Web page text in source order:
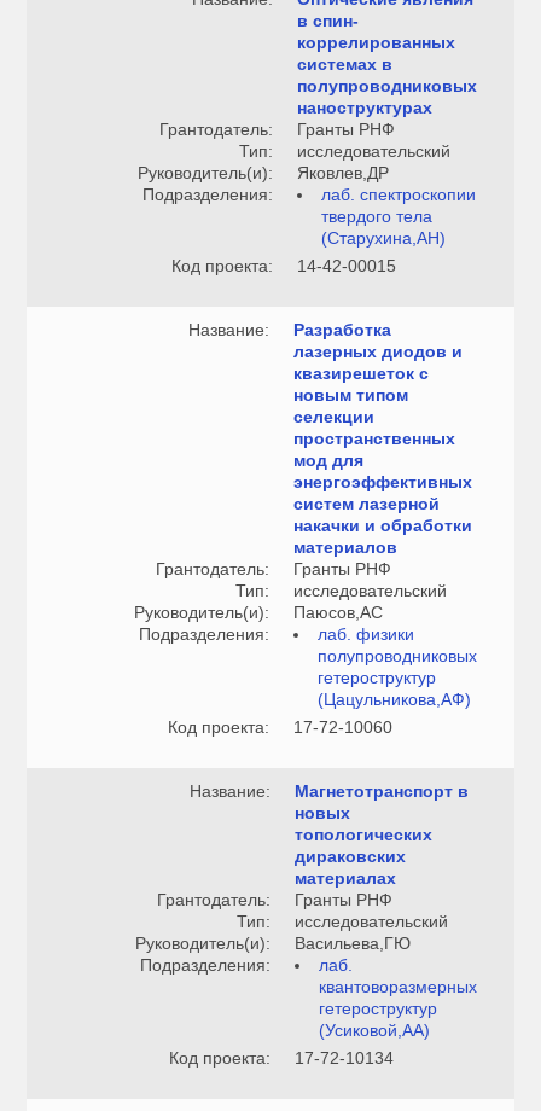
в спин-
коррелированных
системах в
полупроводниковых
наноструктурах
Грантодатель:
Гранты РНФ
Тип:
исследовательский
Руководитель(и):
Яковлев,ДР
Подразделения:
лаб. спектроскопии
твердого тела
(Старухина,АН)
Код проекта:
14-42-00015
Название:
Разработка
лазерных диодов и
квазирешеток с
новым типом
селекции
пространственных
мод для
энергоэффективных
систем лазерной
накачки и обработки
материалов
Грантодатель:
Гранты РНФ
Тип:
исследовательский
Руководитель(и):
Паюсов,АС
Подразделения:
лаб. физики
полупроводниковых
гетероструктур
(Цацульникова,АФ)
Код проекта:
17-72-10060
Название:
Магнетотранспорт в
новых
топологических
дираковских
материалах
Грантодатель:
Гранты РНФ
Тип:
исследовательский
Руководитель(и):
Васильева,ГЮ
Подразделения:
лаб.
квантоворазмерных
гетероструктур
(Усиковой,АА)
Код проекта:
17-72-10134